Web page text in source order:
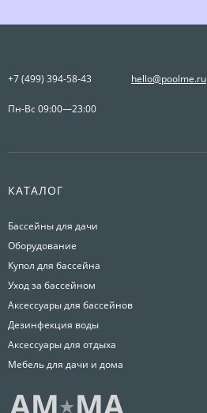
+7 (499) 394-58-43 hello@poolme.ru
Пн-Вс 09:00—23:00
КАТАЛОГ
Бассейны для дачи
Оборудование
Купол для бассейна
Уход за бассейном
Аксессуары для бассейнов
Дезинфекция воды
Аксессуары для отдыха
Мебель для дачи и дома